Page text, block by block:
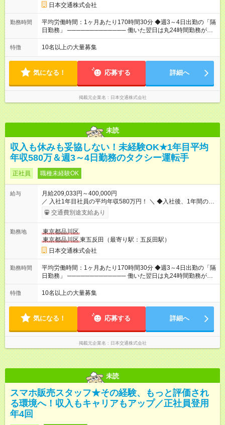
歩合＋賞与年3回 ※上記には、一律支給の手当を含みます。
※「厚生労働省のタクシー運転者の最低賃金計算方法に基づ
く」 ◆業界最高水準の歩合率で還元！ ───────────────
売上の62%が歩合や賞与として還元されるため、頑張った分だ
も！ 【試用期間】試用期間あり 試用期間の長さ：3ヶ月 雇用形
態、給与は本採用時と同じです。 試用期間中の労働条件は本採
用と同じです。
日本交通株式会社
勤務時間
平均労働時間：1ヶ月あたり170時間30分 ◆週3～4日出勤の「隔
日勤務」 ───────────── 働いた翌日は丸24時間勤務が入
りません。 ◆最も稼ぎやすい時間帯で勤務
───────────── シフトは、15：00～翌10：00 ※月間労働
7.5h ※残業は基本的にありません 平均労働時間：1ヶ月あたり
170時間30分 ◆週3～4日出勤の「隔日勤務」
───────────── 働いた翌日は丸24時間勤務が入りませ
ん。 ◆最も稼ぎやすい時間帯で勤務 ───────────── シフ
トは、15：00～翌10：00 ※月間労働時間170.5h ※1回の乗務は
15.5h（休憩3h） ※研修中は実働時間7.5h ※残業は基本的にあり
特徴 10名以上の大量募集
気になる！ 応募する 詳細へ
掲載元企業名 日本交通株式会社
未読
収入も休みも妥協しない！未経験OK★1年目平均
年収580万＆週3～4日勤務のタクシー運転手
正社員 職種未経験OK
給与
月給209,033円～400,000円
／ 入社1年目社員の平均年収580万円！ ＼ ◆入社後、1年間の給
与保証あり！ ─────────────── 乗務にじっくりと慣れて
いただけるよう、売上に関係なく給与を保証します。保証額以
たします。 【入社1～3カ月目】月給40万円保証 【入社4～12カ
月目】月給35万円保証 【入社13カ月以降】月給20万9033円＋
歩合＋賞与年3回 ※上記には、一律支給の手当を含みます。
※「厚生労働省のタクシー運転者の最低賃金計算方法に基づ
く」 ◆業界最高水準の歩合率で還元！ ───────────────
売上の62%が歩合や賞与として還元されるため、頑張った分だ
も！ 【試用期間】試用期間あり 試用期間の長さ：3ヶ月 雇用形
態、給与は本採用時と同じです。 試用期間中の労働条件は本採
用と同じです。
交通費別途支給あり
勤務地
東京都品川区
東京都品川区東五反田（最寄り駅：五反田駅）
日本交通株式会社
勤務時間
平均労働時間：1ヶ月あたり170時間30分 ◆週3～4日出勤の「隔
日勤務」 ───────────── 働いた翌日は丸24時間勤務が入
りません。 ◆最も稼ぎやすい時間帯で勤務
───────────── シフトは、15：00～翌10：00 ※月間労働
7.5h ※残業は基本的にありません 平均労働時間：1ヶ月あたり
170時間30分 ◆週3～4日出勤の「隔日勤務」
───────────── 働いた翌日は丸24時間勤務が入りませ
ん。 ◆最も稼ぎやすい時間帯で勤務 ───────────── シフ
トは、15：00～翌10：00 ※月間労働時間170.5h ※1回の乗務は
15.5h（休憩3h） ※研修中は実働時間7.5h ※残業は基本的にあり
特徴 10名以上の大量募集
気になる！ 応募する 詳細へ
掲載元企業名 日本交通株式会社
未読
スマホ販売スタッフ★その経験、もっと評価され
る環境へ！収入もキャリアもアップ／正社員登用
年4回